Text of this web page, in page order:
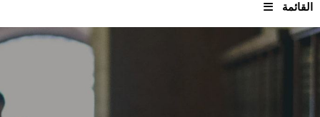
القائمة
الرئيسيـة